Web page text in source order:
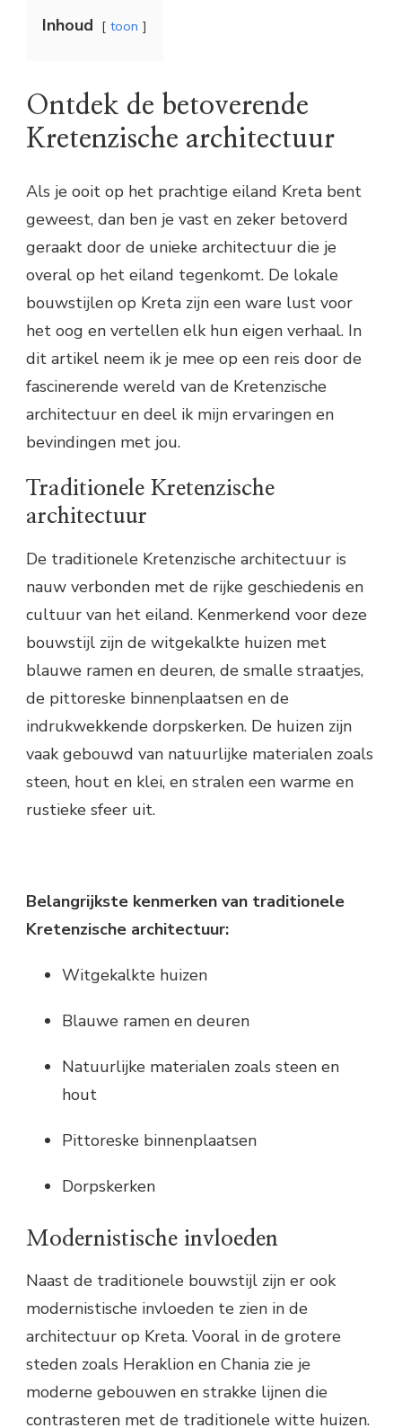
Inhoud toon
Ontdek de betoverende
Kretenzische architectuur
Als je ooit op het prachtige eiland Kreta bent
geweest, dan ben je vast en zeker betoverd
geraakt door de unieke architectuur die je
overal op het eiland tegenkomt. De lokale
bouwstijlen op Kreta zijn een ware lust voor
het oog en vertellen elk hun eigen verhaal. In
dit artikel neem ik je mee op een reis door de
fascinerende wereld van de Kretenzische
architectuur en deel ik mijn ervaringen en
bevindingen met jou.
Traditionele Kretenzische
architectuur
De traditionele Kretenzische architectuur is
nauw verbonden met de rijke geschiedenis en
cultuur van het eiland. Kenmerkend voor deze
bouwstijl zijn de witgekalkte huizen met
blauwe ramen en deuren, de smalle straatjes,
de pittoreske binnenplaatsen en de
indrukwekkende dorpskerken. De huizen zijn
vaak gebouwd van natuurlijke materialen zoals
steen, hout en klei, en stralen een warme en
rustieke sfeer uit.
Belangrijkste kenmerken van traditionele
Kretenzische architectuur:
Witgekalkte huizen
Blauwe ramen en deuren
Natuurlijke materialen zoals steen en
hout
Pittoreske binnenplaatsen
Dorpskerken
Modernistische invloeden
Naast de traditionele bouwstijl zijn er ook
modernistische invloeden te zien in de
architectuur op Kreta. Vooral in de grotere
steden zoals Heraklion en Chania zie je
moderne gebouwen en strakke lijnen die
contrasteren met de traditionele witte huizen.